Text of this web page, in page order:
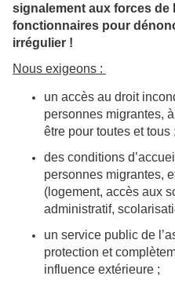
signalement aux forces de
fonctionnaires pour
irrégulier !
Nous exigeons :
un accès au droit
personnes migrantes,
être pour toutes et tous ;
des conditions
personnes migrantes,
(logement, accès aux
administratif,
un service public de
protection et
influence extérieure ;